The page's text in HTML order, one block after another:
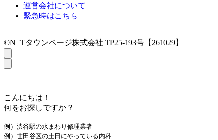
運営会社について
緊急時はこちら
©NTTタウンページ株式会社 TP25-193号【261029】
こんにちは！
何をお探しですか？
例）渋谷駅の水まわり修理業者
例）世田谷区の土日にやっている内科